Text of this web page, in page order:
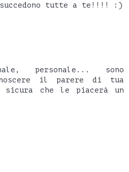
tutte a te!!!! :)
personale... sono
il parere di tua
sicura che le piacerà un